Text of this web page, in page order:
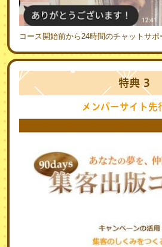
コース開始前から24時間のチャットサ
特典 3
メンバーサイト先